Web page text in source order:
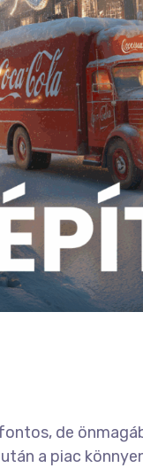
de
a piac